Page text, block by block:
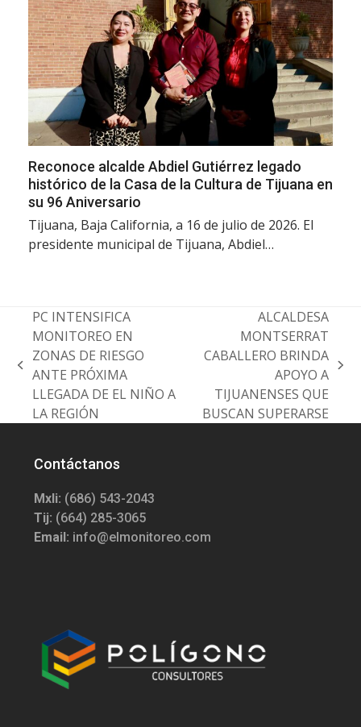
Reconoce alcalde Abdiel Gutiérrez legado
histórico de la Casa de la Cultura de Tijuana en
su 96 Aniversario
Tijuana, Baja California, a 16 de julio de 2026. El
presidente municipal de Tijuana, Abdiel…
previous
post:
PC INTENSIFICA
MONITOREO EN
ZONAS DE RIESGO
ANTE PRÓXIMA
LLEGADA DE EL NIÑO A
LA REGIÓN
post:
ALCALDESA
MONTSERRAT
CABALLERO BRINDA
APOYO A
TIJUANENSES QUE
BUSCAN SUPERARSE
Contáctanos
Mxli: (686) 543-2043
Tij: (664) 285-3065
Email: info@elmonitoreo.com